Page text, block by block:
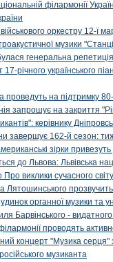
філармонії
оркестру 12-ї
музики
генеральна
річного українського
проведуть на підтримку
запрошує на закриття
керівнику
завершує 162-й сезон:
зірки
до Львова: Львівська
виклики сучасного світу
Лятошинського
органної музики та
Барвінського -
проводять
концерт "Музика
музиканта